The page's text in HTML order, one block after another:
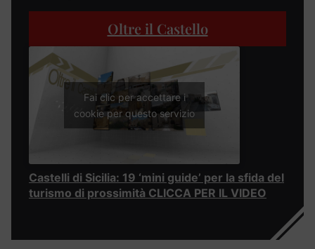
Oltre il Castello
Fai clic per accettare i
cookie per questo servizio
Castelli di Sicilia: 19 ‘mini guide’ per la sfida del
turismo di prossimità CLICCA PER IL VIDEO